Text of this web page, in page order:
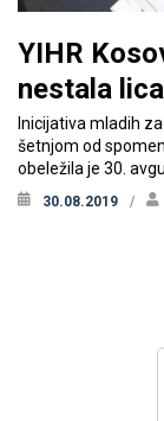
YIHR
nestala
Inicijativa mladih
šetnjom od
obeležila je 30.
30.08.2019